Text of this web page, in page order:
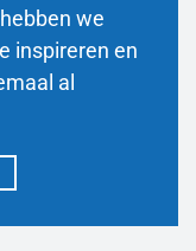
we
inspireren en
al